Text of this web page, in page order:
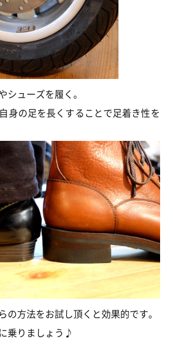
ューズを履く。
身の足を長くすることで足着き性を
の方法をお試し頂くと効果的です。
乗りましょう♪